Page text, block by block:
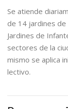
Se atiende
de 14 jardines de
Jardines de
sectores de la
mismo se aplica
lectivo.